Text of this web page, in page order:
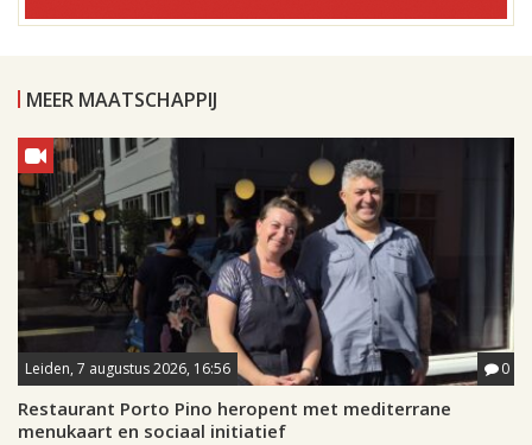
MEER MAATSCHAPPIJ
Leiden, 7 augustus 2026, 16:56 0
Restaurant Porto Pino heropent met mediterrane
menukaart en sociaal initiatief